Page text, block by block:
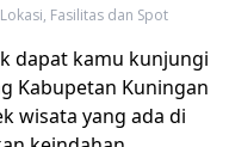
Fasilitas dan Spot
dapat kamu kunjungi
Kabupetan Kuningan
wisata yang ada di